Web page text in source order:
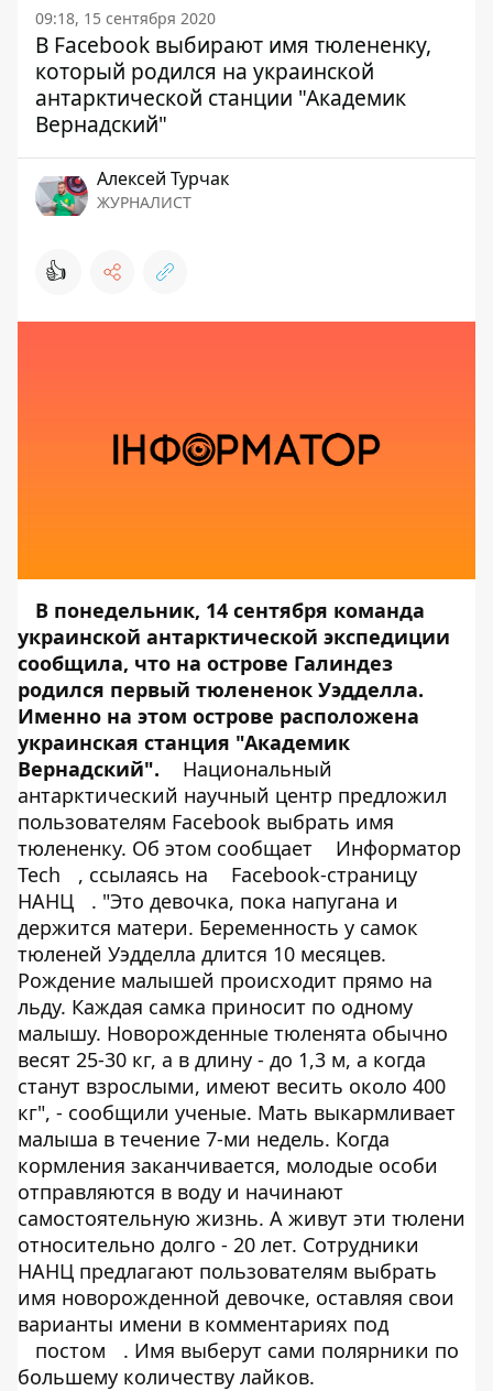
09:18, 15 сентября 2020
В Facebook выбирают имя тюлененку,
который родился на украинской
антарктической станции "Академик
Вернадский"
Алексей Турчак
ЖУРНАЛИСТ
👍
В понедельник, 14 сентября команда
украинской антарктической экспедиции
сообщила, что на острове Галиндез
родился первый тюлененок Уэдделла.
Именно на этом острове расположена
украинская станция "Академик
Вернадский".
Национальный
антарктический научный центр предложил
пользователям Facebook выбрать имя
тюлененку. Об этом сообщает
Информатор
Tech
, ссылаясь на
Facebook-страницу
НАНЦ
. "Это девочка, пока напугана и
держится матери. Беременность у самок
тюленей Уэдделла длится 10 месяцев.
Рождение малышей происходит прямо на
льду. Каждая самка приносит по одному
малышу. Новорожденные тюленята обычно
весят 25-30 кг, а в длину - до 1,3 м, а когда
станут взрослыми, имеют весить около 400
кг", - сообщили ученые. Мать выкармливает
малыша в течение 7-ми недель. Когда
кормления заканчивается, молодые особи
отправляются в воду и начинают
самостоятельную жизнь. А живут эти тюлени
относительно долго - 20 лет. Сотрудники
НАНЦ предлагают пользователям выбрать
имя новорожденной девочке, оставляя свои
варианты имени в комментариях под
постом
. Имя выберут сами полярники по
большему количеству лайков.